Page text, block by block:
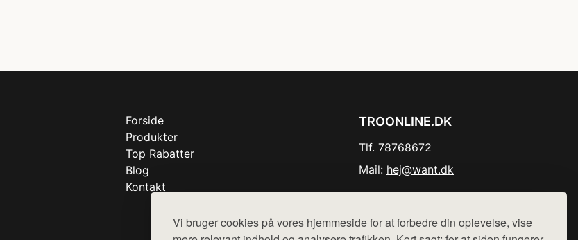
Vi bruger cookies på vores hjemmeside for at forbedre din oplevelse, vise
Forside
Produkter
Top Rabatter
Blog
Kontakt
TROONLINE.DK
Tlf. 78768672
Mail: hej@want.dk